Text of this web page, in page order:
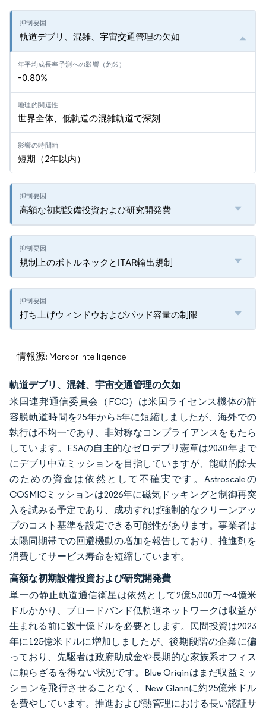
軌道デブリ、混雑、宇宙交通管理の欠如
-0.80%
世界全体、低軌道の混雑軌道で深刻
短期（2年以内）
高額な初期設備投資および研究開発費
規制上のボトルネックとITAR輸出規制
打ち上げウィンドウおよびパッド容量の制限
情報源: Mordor Intelligence
軌道デブリ、混雑、宇宙交通管理の欠如
米国連邦通信委員会（FCC）は米国ライセンス機体の許
容脱軌道時間を25年から5年に短縮しましたが、海外での
執行は不均一であり、非対称なコンプライアンスをもたら
しています。ESAの自主的なゼロデブリ憲章は2030年まで
にデブリ中立ミッションを目指していますが、能動的除去
のための資金は依然として不確実です。Astroscaleの
COSMICミッションは2026年に磁気ドッキングと制御再突
入を試みる予定であり、成功すれば強制的なクリーンアッ
プのコスト基準を設定できる可能性があります。事業者は
太陽同期帯での回避機動の増加を報告しており、推進剤を
消費してサービス寿命を短縮しています。
高額な初期設備投資および研究開発費
単一の静止軌道通信衛星は依然として2億5,000万〜4億米
ドルかかり、ブロードバンド低軌道ネットワークは収益が
生まれる前に数十億ドルを必要とします。民間投資は2023
年に125億米ドルに増加しましたが、後期段階の企業に偏
っており、先駆者は政府助成金や長期的な家族系オフィス
に頼らざるを得ない状況です。Blue Originはまだ収益ミッ
ションを飛行させることなく、New Glannに約25億米ドル
を費やしています。推進および熱管理における長い認証サ